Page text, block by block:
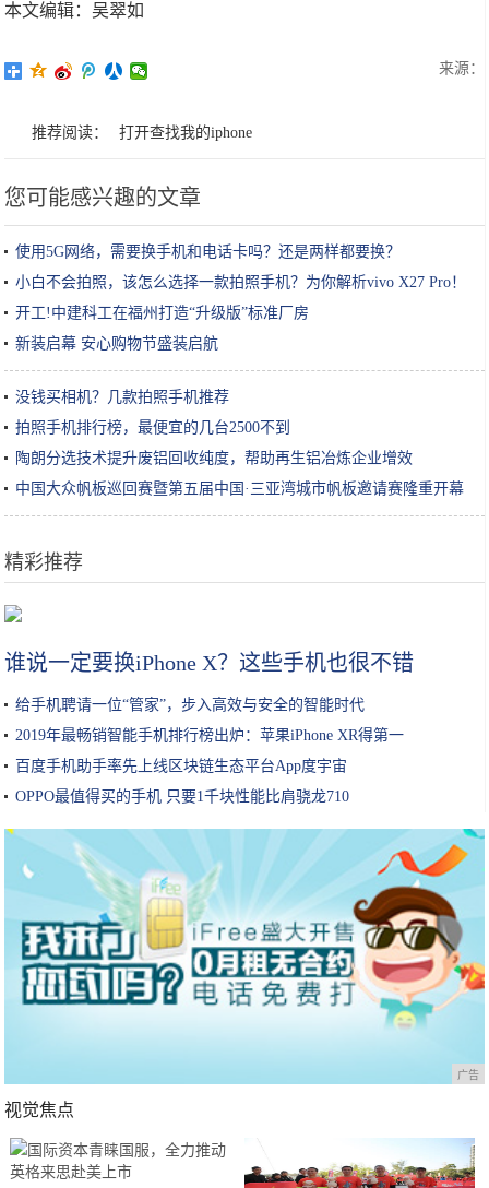
本文编辑：吴翠如
来源：
推荐阅读： 打开查找我的iphone
您可能感兴趣的文章
使用5G网络，需要换手机和电话卡吗？还是两样都要换？
小白不会拍照，该怎么选择一款拍照手机？为你解析vivo X27 Pro！
开工!中建科工在福州打造“升级版”标准厂房
新装启幕 安心购物节盛装启航
没钱买相机？几款拍照手机推荐
拍照手机排行榜，最便宜的几台2500不到
陶朗分选技术提升废铝回收纯度，帮助再生铝冶炼企业增效
中国大众帆板巡回赛暨第五届中国·三亚湾城市帆板邀请赛隆重开幕
精彩推荐
谁说一定要换iPhone X？这些手机也很不错
给手机聘请一位“管家”，步入高效与安全的智能时代
2019年最畅销智能手机排行榜出炉：苹果iPhone XR得第一
百度手机助手率先上线区块链生态平台App度宇宙
OPPO最值得买的手机 只要1千块性能比肩骁龙710
广告
视觉焦点